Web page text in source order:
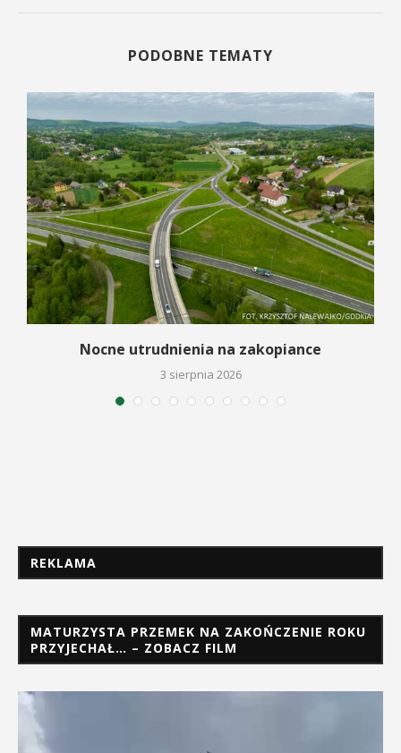
PODOBNE TEMATY
Nocne utrudnienia na zakopiance
3 sierpnia 2026
REKLAMA
MATURZYSTA PRZEMEK NA ZAKOŃCZENIE ROKU
PRZYJECHAŁ… – ZOBACZ FILM
Odtwarzacz